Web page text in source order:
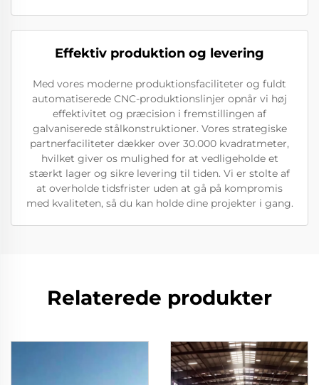
Effektiv produktion og levering
Med vores moderne produktionsfaciliteter og fuldt
automatiserede CNC-produktionslinjer opnår vi høj
effektivitet og præcision i fremstillingen af
galvaniserede stålkonstruktioner. Vores strategiske
partnerfaciliteter dækker over 30.000 kvadratmeter,
hvilket giver os mulighed for at vedligeholde et
stærkt lager og sikre levering til tiden. Vi er stolte af
at overholde tidsfrister uden at gå på kompromis
med kvaliteten, så du kan holde dine projekter i gang.
Relaterede produkter